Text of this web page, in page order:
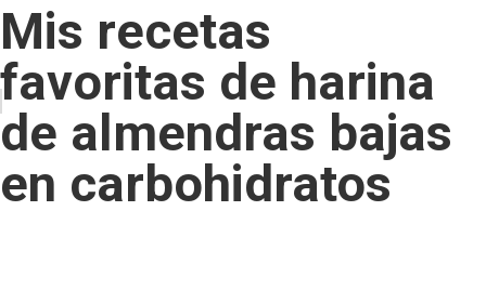
Mis recetas
favoritas de harina
de almendras bajas
en carbohidratos